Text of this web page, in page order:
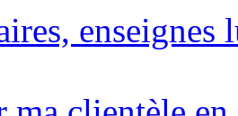
enseignes